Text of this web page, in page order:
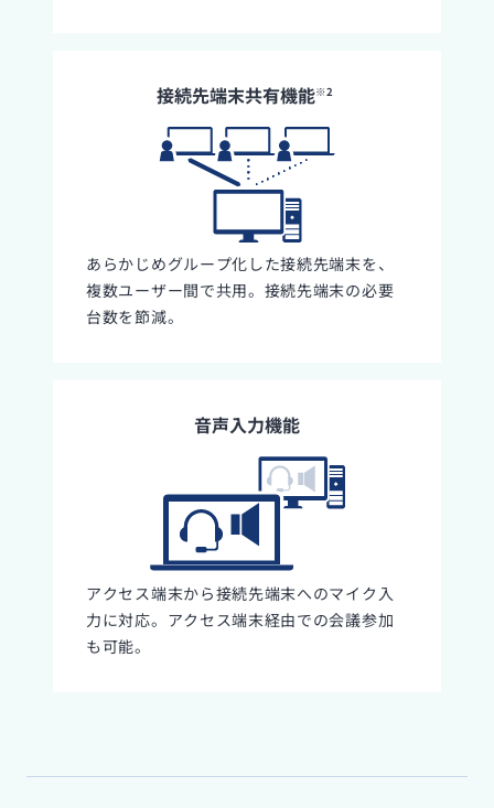
接続先端末共有機能※2
あらかじめグループ化した接続先端末を、
複数ユーザー間で共用。接続先端末の必要
台数を節減。
音声入力機能
アクセス端末から接続先端末へのマイク入
力に対応。アクセス端末経由での会議参加
も可能。